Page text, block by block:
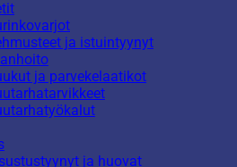
ja istuintyynyt
ja parvekelaatikot
ja huovat